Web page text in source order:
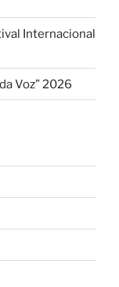
Internacional
Voz” 2026